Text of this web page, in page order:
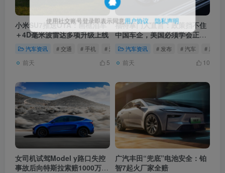
小米SU7推送OTA：画框泊车
＋4D毫米波雷达多项升级上线
汽车资讯 # 交通 # 手机 # 汽车
前天 5
福特掌门人直言：政策挡不住
中国车企，美国必须学会正面
竞争汽车资讯 # 发布 # 汽车 # 新能源
前天 10
女司机试驾Model y路口失控
事故后向特斯拉索赔1000万美
广汽丰田“兜底”电池安全：铂
智7起火厂家全赔
使用社交账号登录即表示同意用户协议 隐私声明